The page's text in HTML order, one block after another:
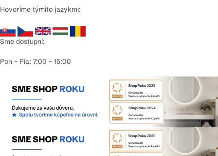
Hovoríme týmito jazykmi:
Sme dostupní:
Pon – Pia: 7:00 – 15:00